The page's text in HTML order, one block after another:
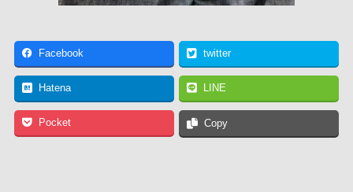
Facebook twitter
Hatena LINE
Pocket Copy